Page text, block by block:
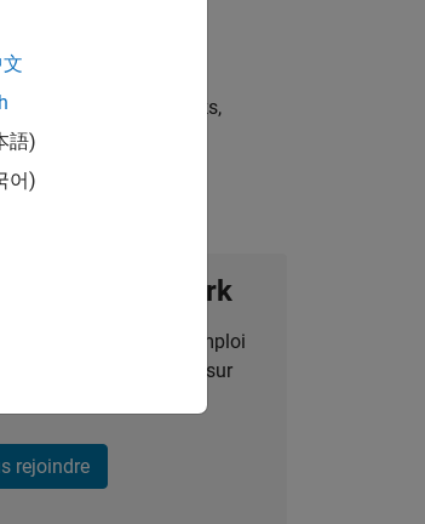
test frameworks,
Talent Network
des opportunités d'emploi
et des actualités sur
rejoindre
語)
어)